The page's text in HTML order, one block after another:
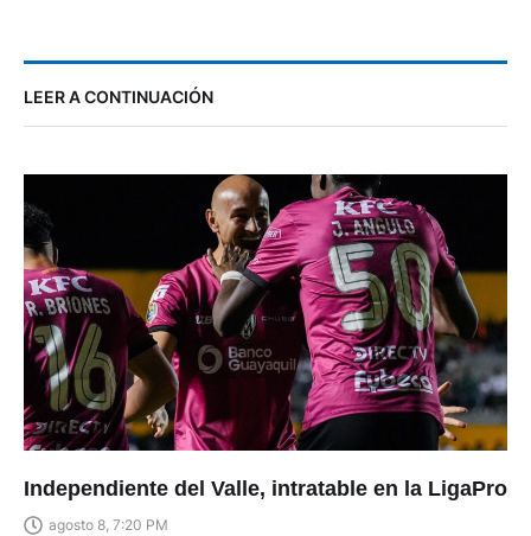
LEER A CONTINUACIÓN
Independiente del Valle, intratable en la LigaPro
agosto 8, 7:20 PM